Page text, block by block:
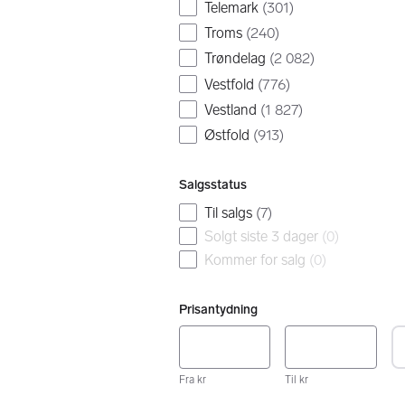
Telemark (301)
Troms (240)
Trøndelag (2 082)
Vestfold (776)
Vestland (1 827)
Østfold (913)
Salgsstatus
Til salgs (7)
Solgt siste 3 dager (0)
Kommer for salg (0)
Prisantydning
Fra kr Til kr